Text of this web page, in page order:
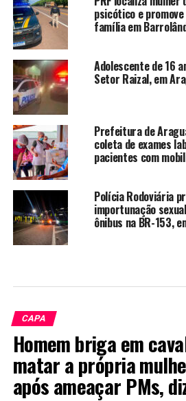
psicótico e
família em
Adolescente de 16
Setor Raizal, em
Prefeitura de
coleta de exames
pacientes com
Polícia Rodoviária
importunação
ônibus na BR-153,
CAPA
Homem briga em
matar a própria
após ameaçar PMs,